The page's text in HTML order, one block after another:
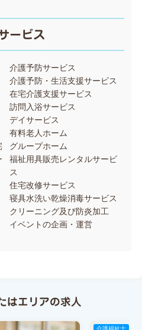
ービス
介護予防サービス
介護予防・生活支援サービス
在宅介護支援サービス
訪問入浴サービス
デイサービス
有料老人ホーム
グループホーム
福祉用具販売レンタルサービ
ス
住宅改修サービス
寝具水洗い乾燥消毒サービス
クリーニング及び防炎加工
イベントの企画・運営
はエリアの求人
介護福祉士